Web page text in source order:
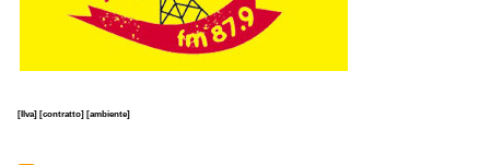
[Ilva] [contratto] [ambiente]